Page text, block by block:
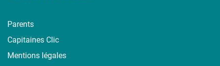
Parents
Capitaines Clic
Mentions légales